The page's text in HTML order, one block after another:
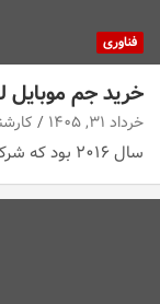
فناوری
خرید جم موبایل
خرداد ۳۱, ۱۴۰۵
سال ۲۰۱۶ بود که شرکت چینی مونتن گیم موبایل لجند را طراحی کرد. این گیم در…